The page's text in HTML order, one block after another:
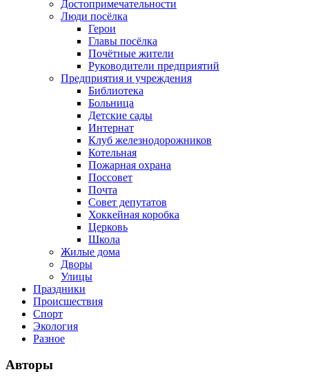
Достопримечательности
Люди посёлка
Герои
Главы посёлка
Почётные жители
Руководители предприятий
Предприятия и учреждения
Библиотека
Больница
Детские сады
Интернат
Клуб железнодорожников
Котельная
Пожарная охрана
Поссовет
Почта
Совет депутатов
Хоккейная коробка
Церковь
Школа
Жилые дома
Дворы
Улицы
Праздники
Происшествия
Спорт
Экология
Разное
Авторы